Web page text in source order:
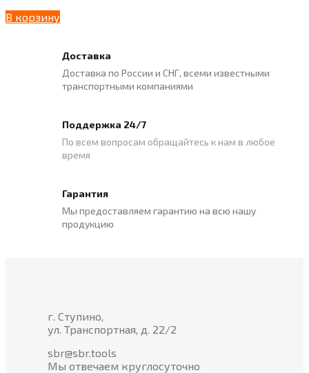
В корзину
Доставка
Доставка по России и СНГ, всеми известными
транспортными компаниями
Поддержка 24/7
По всем вопросам обращайтесь к нам в любое
время
Гарантия
Мы предоставляем гарантию на всю нашу
продукцию
г. Ступино,
ул. Транспортная, д. 22/2
sbr@sbr.tools
Мы отвечаем круглосуточно